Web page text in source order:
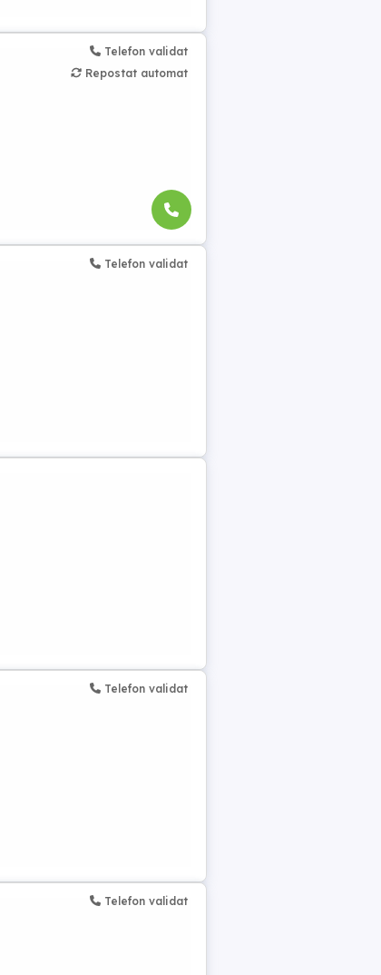
Telefon validat
Repostat automat
Telefon validat
Telefon validat
Telefon validat